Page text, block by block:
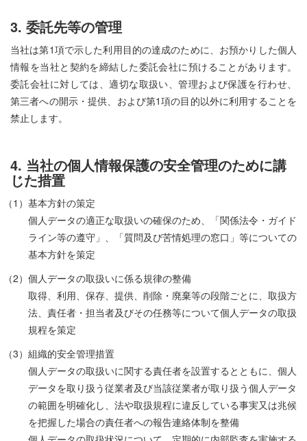
3. 委託先等の管理
当社は第1項で示した利用目的の達成のために、お預かりした個人
情報を当社と契約を締結した委託会社に預けることがあります。
委託会社に対しては、適切な取扱い、管理および保護を行わせ、
第三者への開示・提供、および第1項の目的以外に利用することを
禁止します。
4. 当社の個人情報保護の安全管理のために講
じた措置
（1）基本方針の策定
個人データの適正な取扱いの確保のため、「関係法令・ガイド
ライン等の遵守」、「質問及び苦情処理の窓口」等についての
基本方針を策定
（2）個人データの取扱いに係る規律の整備
取得、利用、保存、提供、削除・廃棄等の段階ごとに、取扱方
法、責任者・担当者及びその任務等について個人データの取扱
規程を策定
（3）組織的安全管理措置
個人データの取扱いに関する責任者を設置するとともに、個人
データを取り扱う従業者及び当該従業者が取り扱う個人データ
の範囲を明確化し、法や取扱規程に違反している事実又は兆候
を把握した場合の責任者への報告連絡体制を整備